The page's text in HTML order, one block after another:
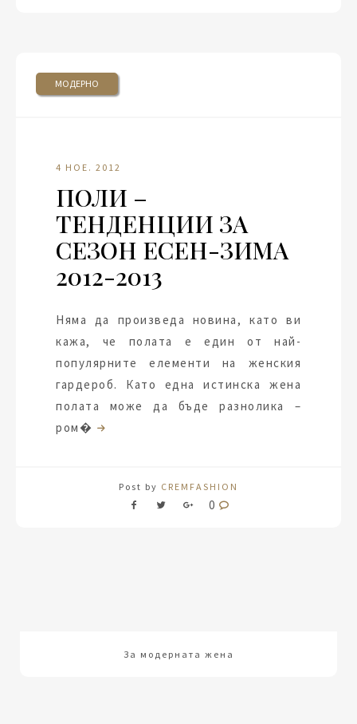
МОДЕРНО
4 НОЕ. 2012
ПОЛИ –
ТЕНДЕНЦИИ ЗА
СЕЗОН ЕСЕН-ЗИМА
2012-2013
Няма да произведа новина, като ви
кажа, че полата е един от най-
популярните елементи на женския
гардероб. Като една истинска жена
полата може да бъде разнолика –
ром�
Post by CREMFASHION
0
За модерната жена